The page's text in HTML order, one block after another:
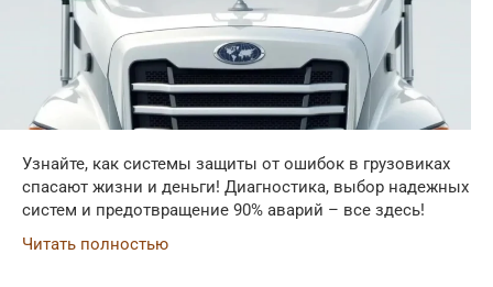
Узнайте, как системы защиты от ошибок в грузовиках
спасают жизни и деньги! Диагностика, выбор надежных
систем и предотвращение 90% аварий – все здесь!
Читать полностью